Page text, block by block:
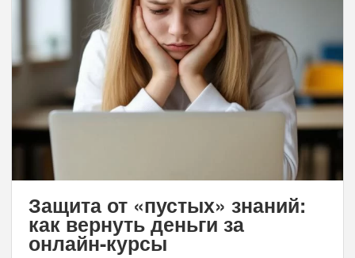
Защита от «пустых» знаний:
как вернуть деньги за
онлайн-курсы